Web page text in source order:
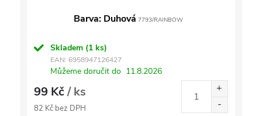
Barva: Duhová 7793/RAINBOW
Skladem (1 ks)
EAN: 6958947126427
Můžeme doručit do 11.8.2026
99 Kč/ ks
82 Kč bez DPH